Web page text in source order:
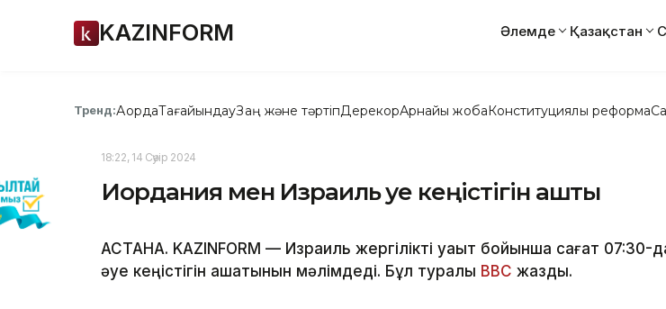
KAZINFORM Әлемде Қазақстан
Тренд:АқордаТағайындауЗаң және тәртіпДерекқорАрнайы жобаКонституциялық реформа
18:22, 14 Сәуір 2024
Иордания мен Израиль әуе кеңістігін ашты
АСТАНА. KAZINFORM — Израиль жергілікті уақыт бойынша сағат 07:30-
әуе кеңістігін ашатынын мәлімдеді. Бұл туралы BBC жазды.